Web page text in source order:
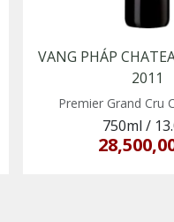
VANG PHÁP
2011
Premier Grand Cru
750ml /